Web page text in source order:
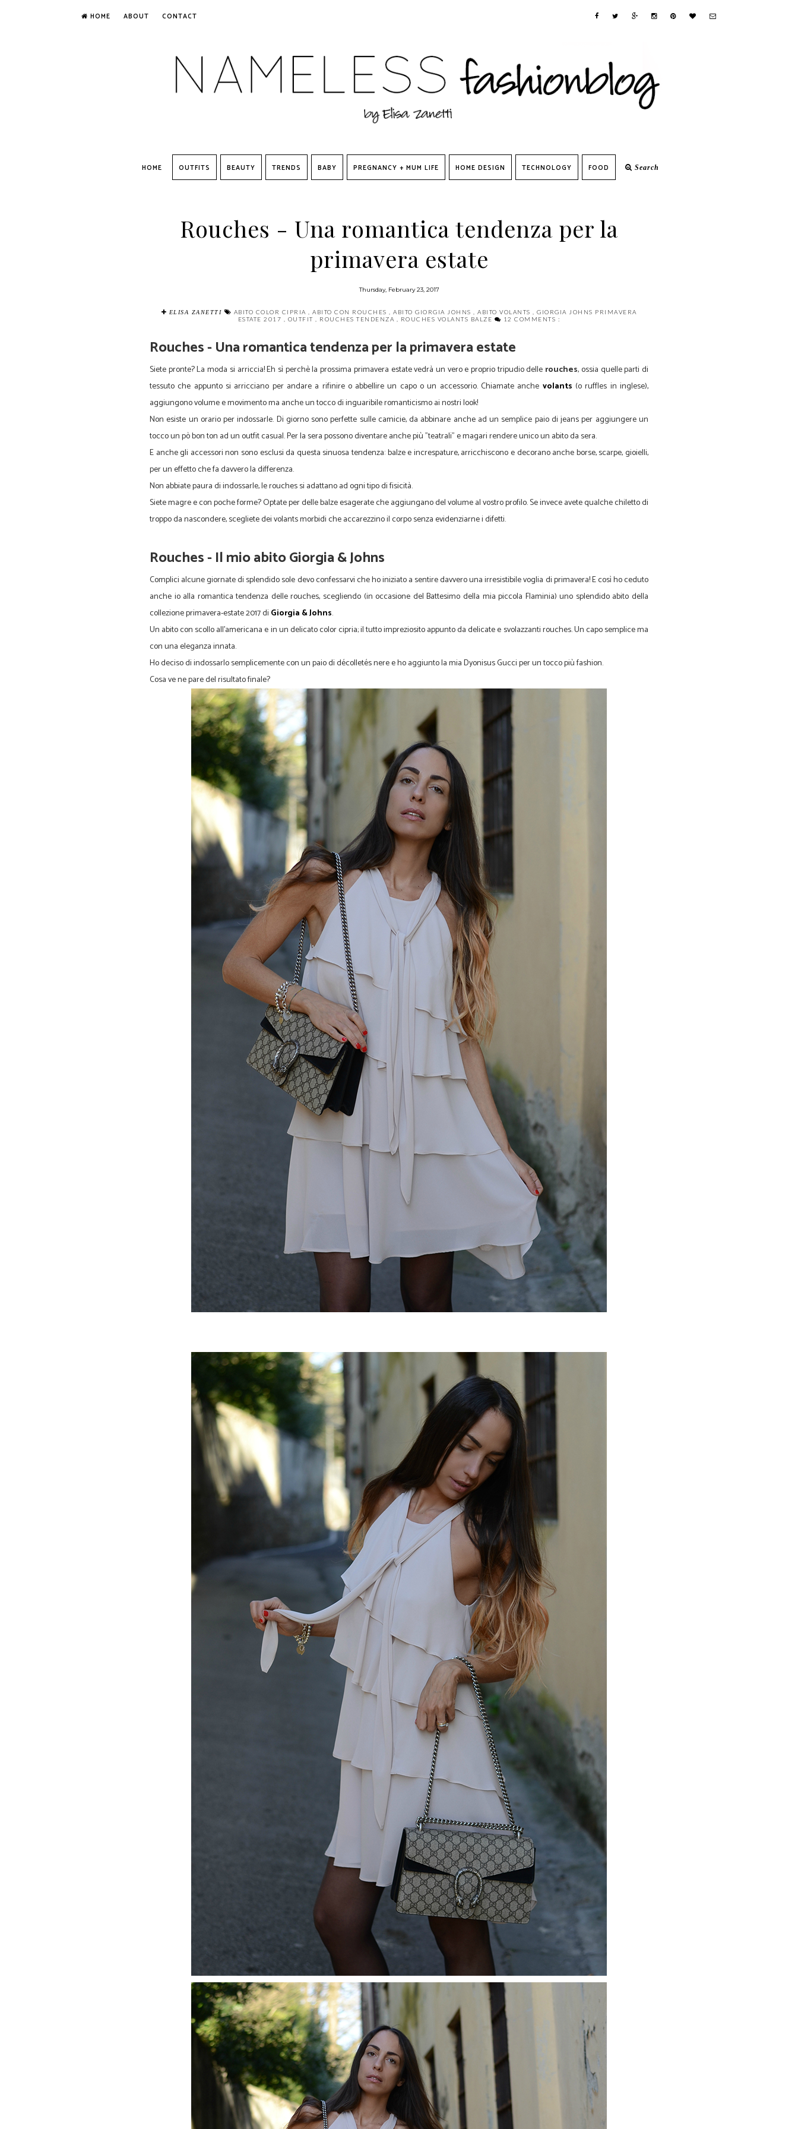
HOME ABOUT CONTACT
HOME OUTFITS BEAUTY TRENDS BABY PREGNANCY + MUM LIFE HOME DESIGN TECHNOLOGY FOOD Search
Rouches - Una romantica tendenza per la
primavera estate
Thursday, February 23, 2017
ELISA ZANETTI ABITO COLOR CIPRIA ABITO CON ROUCHES ABITO GIORGIA JOHNS ABITO VOLANTS
GIORGIA JOHNS PRIMAVERA
ESTATE 2017
OUTFIT ROUCHES TENDENZA ROUCHES VOLANTS BALZE 12 COMMENTS :
Rouches - Una romantica tendenza per la primavera estate
Siete pronte? La moda si arriccia! Eh sì perchè la prossima primavera estate vedrà un vero e proprio tripudio delle rouches, ossia quelle parti di
tessuto che appunto si arricciano per andare a rifinire o abbellire un capo o un accessorio. Chiamate anche volants (o ruffles in inglese),
aggiungono volume e movimento ma anche un tocco di inguaribile romanticismo ai nostri look!
Non esiste un orario per indossarle. Di giorno sono perfette sulle camicie, da abbinare anche ad un semplice paio di jeans per aggiungere un
tocco un pò bon ton ad un outfit casual. Per la sera possono diventare anche più "teatrali" e magari rendere unico un abito da sera.
E anche gli accessori non sono esclusi da questa sinuosa tendenza: balze e increspature, arricchiscono e decorano anche borse, scarpe, gioielli,
per un effetto che fa davvero la differenza.
Non abbiate paura di indossarle, le rouches si adattano ad ogni tipo di fisicità.
Siete magre e con poche forme? Optate per delle balze esagerate che aggiungano del volume al vostro profilo. Se invece avete qualche chiletto di
troppo da nascondere, scegliete dei volants morbidi che accarezzino il corpo senza evidenziarne i difetti.
Rouches - Il mio abito Giorgia & Johns
Complici alcune giornate di splendido sole devo confessarvi che ho iniziato a sentire davvero una irresistibile voglia di primavera! E così ho ceduto
anche io alla romantica tendenza delle rouches, scegliendo (in occasione del Battesimo della mia piccola Flaminia) uno splendido abito della
collezione primavera-estate 2017 di Giorgia & Johns.
Un abito con scollo all'americana e in un delicato color cipria; il tutto impreziosito appunto da delicate e svolazzanti rouches. Un capo semplice ma
con una eleganza innata.
Ho deciso di indossarlo semplicemente con un paio di décolletés nere e ho aggiunto la mia Dyonisus Gucci per un tocco più fashion.
Cosa ve ne pare del risultato finale?